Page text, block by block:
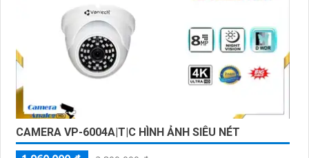
CAMERA VP-6004A|T|C HÌNH ẢNH SIÊU NÉT